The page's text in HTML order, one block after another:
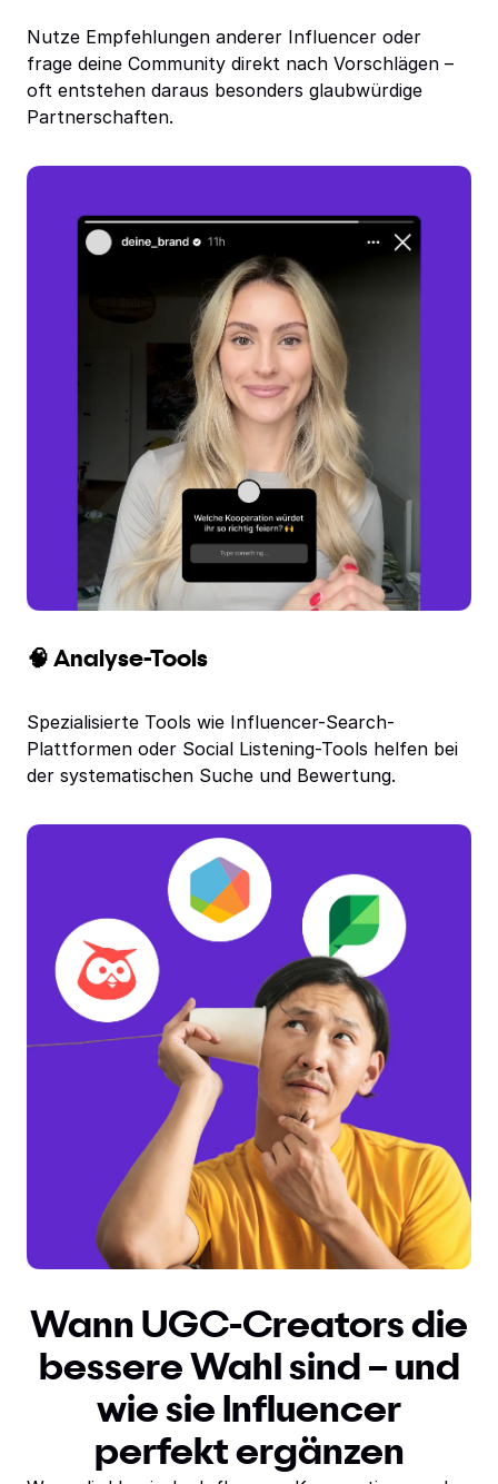
Nutze Empfehlungen anderer Influencer oder
frage deine Community direkt nach Vorschlägen –
oft entstehen daraus besonders glaubwürdige
Partnerschaften.
🧠 Analyse-Tools
Spezialisierte Tools wie Influencer-Search-
Plattformen oder Social Listening-Tools helfen bei
der systematischen Suche und Bewertung.
Wann UGC-Creators die
bessere Wahl sind – und
wie sie Influencer
perfekt ergänzen